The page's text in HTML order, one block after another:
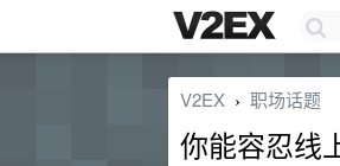
V2EX › 职场话题
你能容忍线